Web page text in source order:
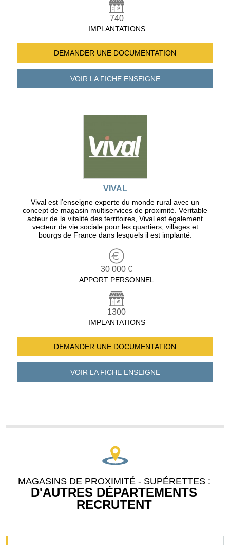
740
IMPLANTATIONS
DEMANDER UNE DOCUMENTATION
VOIR LA FICHEENSEIGNE
VIVAL
Vival est l’enseigne experte du monde rural avec un
concept de magasin multiservices de proximité. Véritable
acteur de la vitalité des territoires, Vival est également
vecteur de vie sociale pour les quartiers, villages et
bourgs de France dans lesquels il est implanté.
30 000 €
APPORT PERSONNEL
1300
IMPLANTATIONS
DEMANDER UNE DOCUMENTATION
VOIR LA FICHEENSEIGNE
MAGASINS DE PROXIMITÉ - SUPÉRETTES :
D'AUTRES DÉPARTEMENTS
RECRUTENT